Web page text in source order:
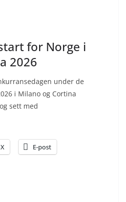
for Norge i
2026
under de
i Milano og Cortina
sett med
X E-post